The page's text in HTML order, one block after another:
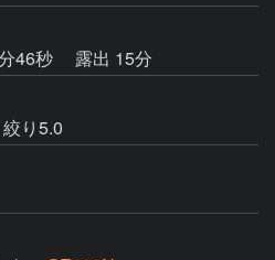
46秒
露出 15分
り5.0